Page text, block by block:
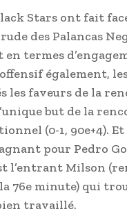
Stars ont fait
des Palancas
termes
également,
les faveurs de la
but de la
(0-1, 90e+4).
pour Pedro
l’entrant Milson
76e minute) qui
travaillé.